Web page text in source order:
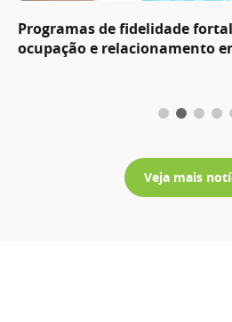
Programas de fidelidade
ocupação e relacionamento
Veja mais